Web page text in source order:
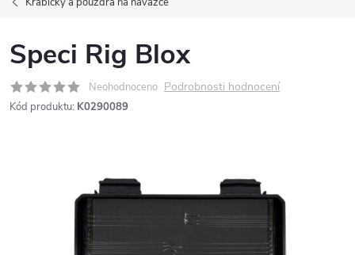
Speci Rig Blox
Neohodnoceno Podrobnosti hodnocení
Kód produktu: K0290089